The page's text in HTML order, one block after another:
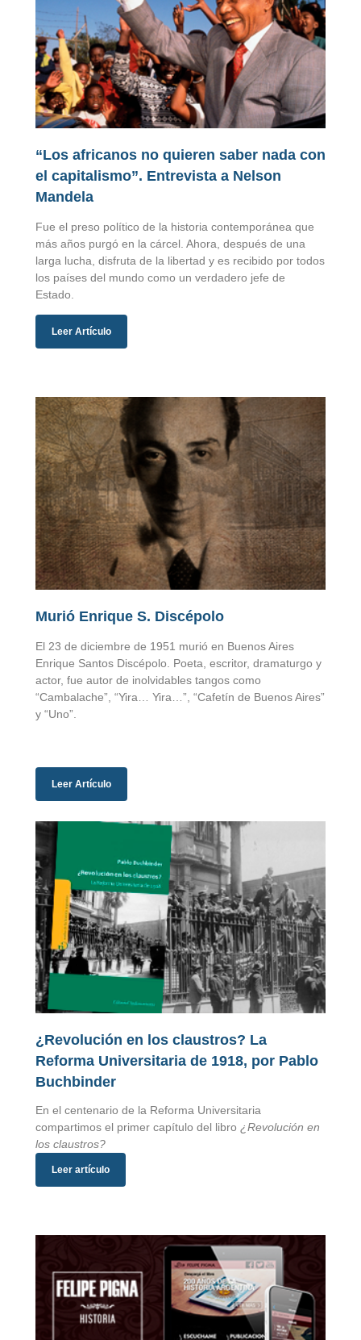
“Los africanos no quieren saber nada con
el capitalismo”. Entrevista a Nelson
Mandela
Fue el preso político de la historia contemporánea que
más años purgó en la cárcel. Ahora, después de una
larga lucha, disfruta de la libertad y es recibido por todos
los países del mundo como un verdadero jefe de
Estado.
Leer Artículo
Murió Enrique S. Discépolo
El 23 de diciembre de 1951 murió en Buenos Aires
Enrique Santos Discépolo. Poeta, escritor, dramaturgo y
actor, fue autor de inolvidables tangos como
“Cambalache”, “Yira… Yira…”, “Cafetín de Buenos Aires”
y “Uno”.
Leer Artículo
¿Revolución en los claustros? La
Reforma Universitaria de 1918, por Pablo
Buchbinder
En el centenario de la Reforma Universitaria
compartimos el primer capítulo del libro ¿Revolución en
los claustros?
Leer artículo